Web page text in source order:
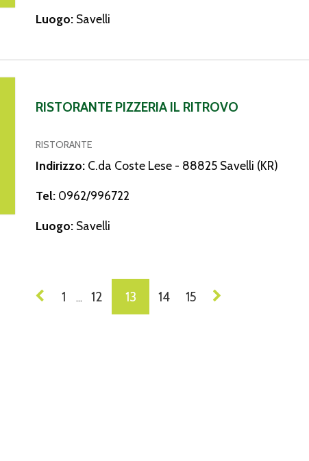
Luogo: Savelli
RISTORANTE PIZZERIA IL RITROVO
RISTORANTE
Indirizzo: C.da Coste Lese - 88825 Savelli (KR)
Tel: 0962/996722
Luogo: Savelli
1 … 12 13 14 15